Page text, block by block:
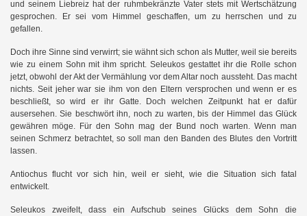
und seinem Liebreiz hat der ruhmbekränzte Vater stets mit Wertschätzung
gesprochen. Er sei vom Himmel geschaffen, um zu herrschen und zu
gefallen.
Doch ihre Sinne sind verwirrt; sie wähnt sich schon als Mutter, weil sie bereits
wie zu einem Sohn mit ihm spricht. Seleukos gestattet ihr die Rolle schon
jetzt, obwohl der Akt der Vermählung vor dem Altar noch aussteht. Das macht
nichts. Seit jeher war sie ihm von den Eltern versprochen und wenn er es
beschließt, so wird er ihr Gatte. Doch welchen Zeitpunkt hat er dafür
ausersehen. Sie beschwört ihn, noch zu warten, bis der Himmel das Glück
gewähren möge. Für den Sohn mag der Bund noch warten. Wenn man
seinen Schmerz betrachtet, so soll man den Banden des Blutes den Vortritt
lassen.
Antiochus flucht vor sich hin, weil er sieht, wie die Situation sich fatal
entwickelt.
Seleukos zweifelt, dass ein Aufschub seines Glücks dem Sohn die